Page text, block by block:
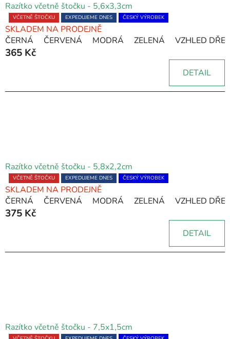
Razítko včetně štočku - 5,6x3,3cm
Průměrné
hodnocení
produktu
je
VČETNĚ ŠTOČKU EXPEDUJEME DNES ČESKÝ VÝROBEK
SKLADEM NA PRODEJNĚ
ČERNÁ
ČERVENÁ MODRÁ ZELENÁ VZHLED
365 Kč
DETAIL
Razítko včetně štočku - 5,8x2,2cm
Průměrné
hodnocení
produktu
je
VČETNĚ ŠTOČKU EXPEDUJEME DNES ČESKÝ VÝROBEK
SKLADEM NA PRODEJNĚ
ČERNÁ
ČERVENÁ MODRÁ ZELENÁ VZHLED
375 Kč
DETAIL
Razítko včetně štočku - 7,5x1,5cm